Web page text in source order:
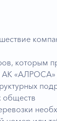
которым
АК
обществ